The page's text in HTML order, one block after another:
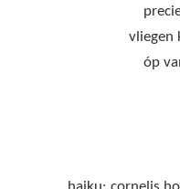
vliegen
óp